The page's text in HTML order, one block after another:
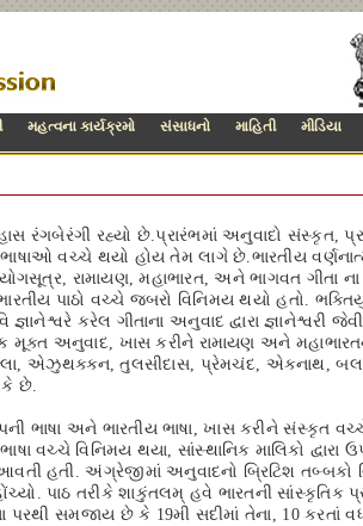
મહત્વના કાર્યક્રમો સંસાધનો માહિતી મીડિયા
રંગબેરંગી રહ્યો છે.પ્રારંભમાં અનુવાદો સંસ્કૃત,
વચ્ચે થયો હોય તેમ લાગે છે.ભારતીય
રામાયણ, મહાભારત, અને ભાગવત ગીતા
પાઠો વચ્ચે જબરો વિનિમય થયો હતો.
જ્ઞાનેશ્વરે કરેલ ગીતાના અનુવાદ દ્વારા જ્ઞાનેશ્વરી
મૂક્ત અનુવાદ, ખાસ કરીને રામાયણ અને
એઝુથક્ક્ન, તુલસીદાસ, પ્રેમચંદ, એકનાથ,
છે.
ભાષા અને ભારતીય ભાષા, ખાસ કરીને સંસ્કૃત
વચ્ચે વિનિમય થયા, સાંસ્થાનિક માલિકો
હતી. અંગ્રેજીમાં અનુવાદનો બ્રિટિશ તબ્બકો
પાઠ તરીકે શાકુંતલમ્ હવે ભારતની સાંસ્કૃતિક
સમજાય છે કે 19મી સદીમાં તેના, 10 કરતાં